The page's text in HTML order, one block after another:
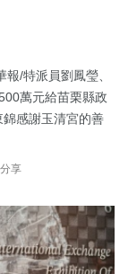
/特派員劉鳳瑩、
萬元給苗栗縣政
感謝玉清宮的善
享